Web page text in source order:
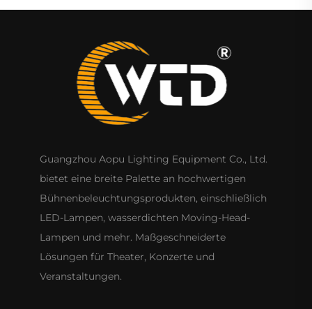
Guangzhou Aopu Lighting Equipment Co., Ltd.
bietet eine breite Palette an hochwertigen
Bühnenbeleuchtungsprodukten, einschließlich
LED-Lampen, wasserdichten Moving-Head-
Lampen und mehr. Maßgeschneiderte
Lösungen für Theater, Konzerte und
Veranstaltungen.